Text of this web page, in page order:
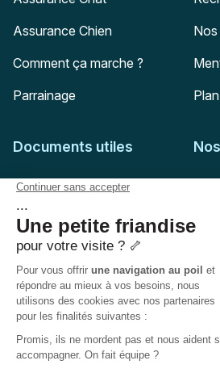
Assurance Chien
Comment ça marche ?
Parrainage
Nos
Documents utiles
Feuille de soins
Conditions générales
Politique de confidentialité
Politique des Cookies
Accessibilité :
Partiellement conforme
Mail :
Tel :